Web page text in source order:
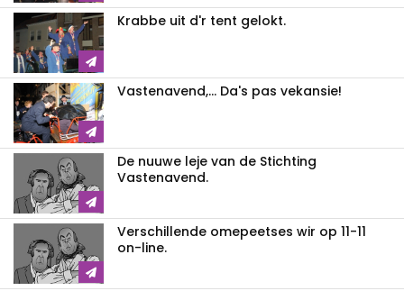
Krabbe uit d'r tent gelokt.
Vastenavend,... Da's pas vekansie!
De nuuwe leje van de Stichting
Vastenavend.
Verschillende omepeetses wir op 11-11
on-line.